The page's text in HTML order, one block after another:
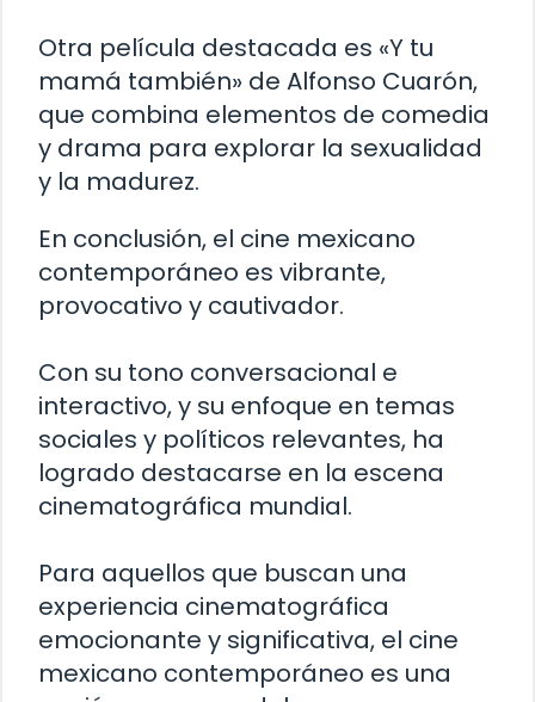
Otra película destacada es «Y tu
mamá también» de Alfonso Cuarón,
que combina elementos de comedia
y drama para explorar la sexualidad
y la madurez.
En conclusión, el cine mexicano
contemporáneo es vibrante,
provocativo y cautivador.
Con su tono conversacional e
interactivo, y su enfoque en temas
sociales y políticos relevantes, ha
logrado destacarse en la escena
cinematográfica mundial.
Para aquellos que buscan una
experiencia cinematográfica
emocionante y significativa, el cine
mexicano contemporáneo es una